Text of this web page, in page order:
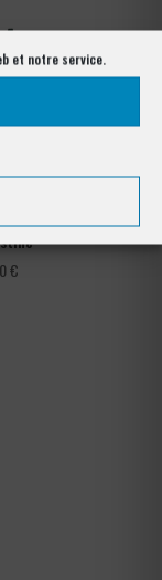
et notre service.
€